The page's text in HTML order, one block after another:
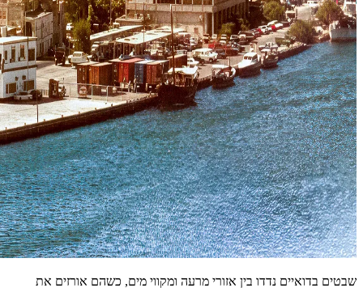
שבטים בדואיים נדדו בין אזורי מרעה ומקווי מים, כשהם אורזים את